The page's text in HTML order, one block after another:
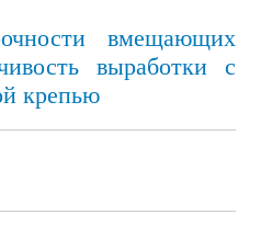
вмещающих
выработки с
крепью